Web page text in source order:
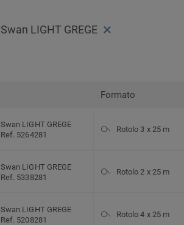
Swan LIGHT GREGE
Formato
Swan LIGHT GREGE
Ref. 5264281
Rotolo 3 x 25 m
Swan LIGHT GREGE
Ref. 5338281
Rotolo 2 x 25 m
Swan LIGHT GREGE
Ref. 5208281
Rotolo 4 x 25 m